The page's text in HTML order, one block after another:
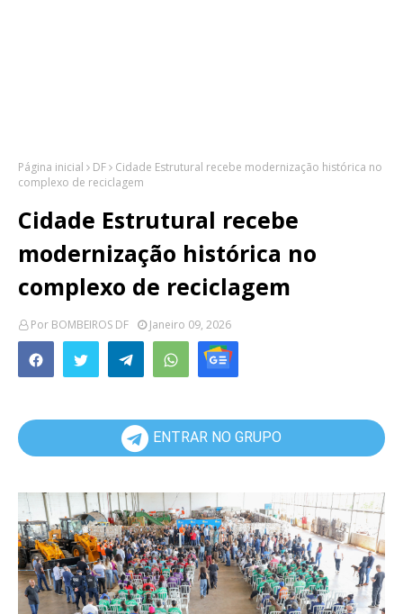
Página inicial DF
Cidade Estrutural recebe modernização histórica no
complexo de reciclagem
Cidade Estrutural recebe
modernização histórica no
complexo de reciclagem
Por BOMBEIROS DF Janeiro 09, 2026
ENTRAR NO GRUPO